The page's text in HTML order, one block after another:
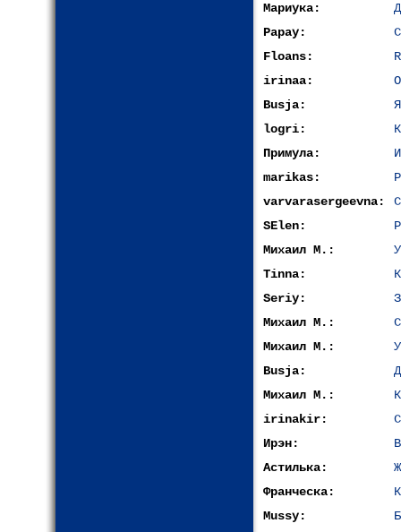
Мариука:
Papay:
Floans:
irinaa:
Busja:
logri:
Примула:
marikas:
varvarasergeevna:
SElen:
Михаил М.:
Tinna:
Seriy:
Михаил М.:
Михаил М.:
Busja:
Михаил М.:
irinakir:
Ирэн:
Астилька:
Франческа:
Mussy: